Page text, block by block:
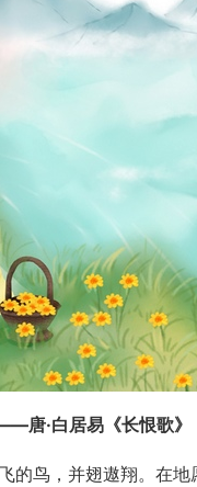
唐·白居易《长恨歌》
鸟，并翅遨翔。在地